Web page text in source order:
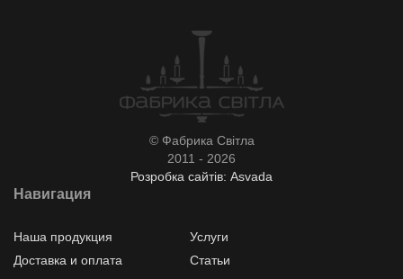
© Фабрика Світла
2011 - 2026
Розробка сайтів: Asvada
Навигация
Наша продукция
Услуги
Доставка и оплата
Статьи